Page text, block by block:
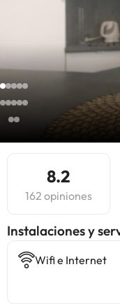
8.2
162 opiniones
Instalaciones y
Wifi e Internet